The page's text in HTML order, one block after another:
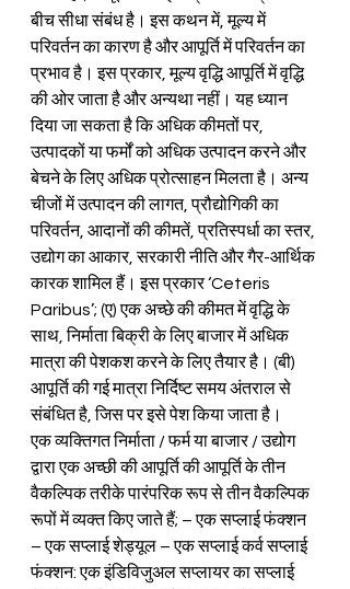
बीच सीधा संबंध है। इस कथन में, मूल्य में
परिवर्तन का कारण है और आपूर्ति में परिवर्तन का
प्रभाव है। इस प्रकार, मूल्य वृद्धि आपूर्ति में वृद्धि
की ओर जाता है और अन्यथा नहीं। यह ध्यान
दिया जा सकता है कि अधिक कीमतों पर,
उत्पादकों या फर्मों को अधिक उत्पादन करने और
बेचने के लिए अधिक प्रोत्साहन मिलता है। अन्य
चीजों में उत्पादन की लागत, प्रौद्योगिकी का
परिवर्तन, आदानों की कीमतें, प्रतिस्पर्धा का स्तर,
उद्योग का आकार, सरकारी नीति और गैर-आर्थिक
कारक शामिल हैं। इस प्रकार ‘Ceteris
Paribus’; (ए) एक अच्छे की कीमत में वृद्धि के
साथ, निर्माता बिक्री के लिए बाजार में अधिक
मात्रा की पेशकश करने के लिए तैयार है। (बी)
आपूर्ति की गई मात्रा निर्दिष्ट समय अंतराल से
संबंधित है, जिस पर इसे पेश किया जाता है।
एक व्यक्तिगत निर्माता / फर्म या बाजार / उद्योग
द्वारा एक अच्छी की आपूर्ति की आपूर्ति के तीन
वैकल्पिक तरीके पारंपरिक रूप से तीन वैकल्पिक
रूपों में व्यक्त किए जाते हैं; – एक सप्लाई फंक्शन
– एक सप्लाई शेड्यूल – एक सप्लाई कर्व सप्लाई
फंक्शन: एक इंडिविजुअल सप्लायर का सप्लाई